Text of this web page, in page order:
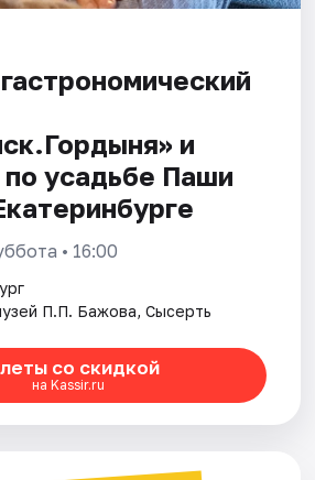
и
по усадьбе Паши
• 16:00
П.П. Бажова, Сысерть
со скидкой
на Kassir.ru